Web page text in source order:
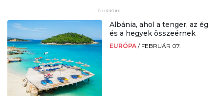
Albánia, ahol a tenger, az ég
és a hegyek összeérnek
EURÓPA / FEBRUÁR 07.